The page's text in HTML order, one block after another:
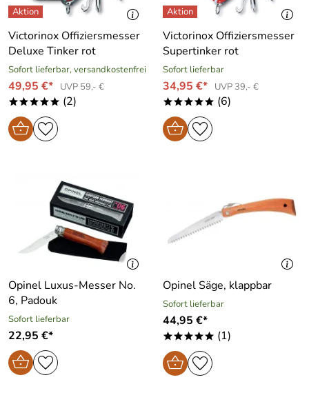
Victorinox Offiziersmesser
Deluxe Tinker rot
Sofort lieferbar, versandkostenfrei
49,95 €* UVP 59,- €
***** (2)
Victorinox Offiziersmesser
Supertinker rot
Sofort lieferbar
34,95 €* UVP 39,- €
***** (6)
Opinel Luxus-Messer No.
6, Padouk
Sofort lieferbar
22,95 €*
Opinel Säge, klappbar
Sofort lieferbar
44,95 €*
***** (1)